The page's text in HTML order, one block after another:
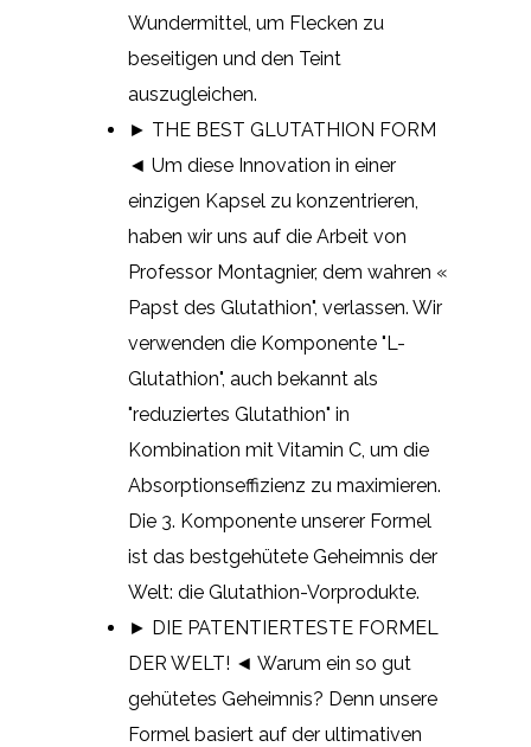
Wundermittel, um Flecken zu
beseitigen und den Teint
auszugleichen.
► THE BEST GLUTATHION FORM
◄ Um diese Innovation in einer
einzigen Kapsel zu konzentrieren,
haben wir uns auf die Arbeit von
Professor Montagnier, dem wahren «
Papst des Glutathion", verlassen. Wir
verwenden die Komponente "L-
Glutathion", auch bekannt als
"reduziertes Glutathion" in
Kombination mit Vitamin C, um die
Absorptionseffizienz zu maximieren.
Die 3. Komponente unserer Formel
ist das bestgehütete Geheimnis der
Welt: die Glutathion-Vorprodukte.
► DIE PATENTIERTESTE FORMEL
DER WELT! ◄ Warum ein so gut
gehütetes Geheimnis? Denn unsere
Formel basiert auf der ultimativen